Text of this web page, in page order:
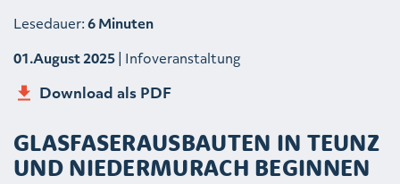
Lesedauer:6 Minuten
01.August 2025| Infoveranstaltung
Download als PDF
GLASFASERAUSBAUTEN IN TEUNZ
UND NIEDERMURACH BEGINNEN